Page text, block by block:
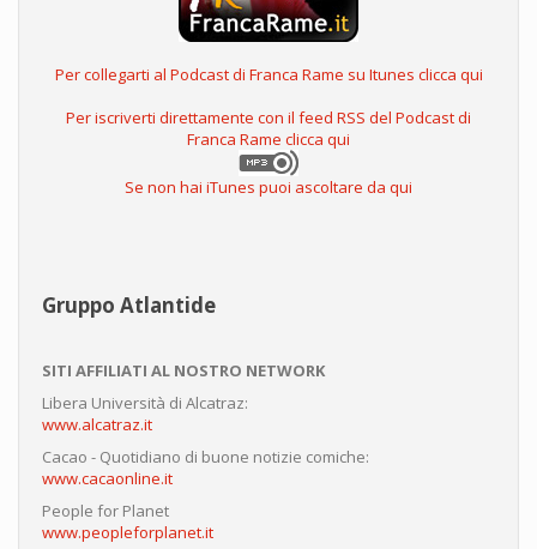
Per collegarti al Podcast di Franca Rame su Itunes clicca qui
Per iscriverti direttamente con il feed RSS del Podcast di
Franca Rame clicca qui
Se non hai iTunes puoi ascoltare da qui
Gruppo Atlantide
SITI AFFILIATI AL NOSTRO NETWORK
Libera Università di Alcatraz:
www.alcatraz.it
Cacao - Quotidiano di buone notizie comiche:
www.cacaonline.it
People for Planet
www.peopleforplanet.it